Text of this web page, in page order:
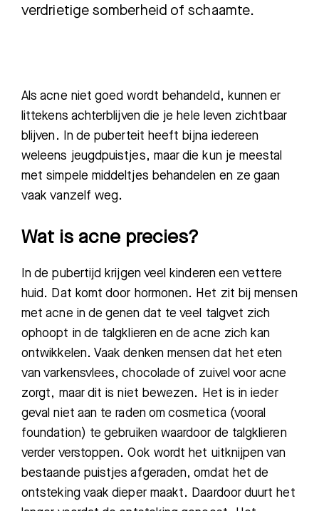
verdrietige somberheid of schaamte.
Als acne niet goed wordt behandeld, kunnen er
littekens achterblijven die je hele leven zichtbaar
blijven. In de puberteit heeft bijna iedereen
weleens jeugdpuistjes, maar die kun je meestal
met simpele middeltjes behandelen en ze gaan
vaak vanzelf weg.
Wat is acne precies?
In de pubertijd krijgen veel kinderen een vettere
huid. Dat komt door hormonen. Het zit bij mensen
met acne in de genen dat te veel talgvet zich
ophoopt in de talgklieren en de acne zich kan
ontwikkelen. Vaak denken mensen dat het eten
van varkensvlees, chocolade of zuivel voor acne
zorgt, maar dit is niet bewezen. Het is in ieder
geval niet aan te raden om cosmetica (vooral
foundation) te gebruiken waardoor de talgklieren
verder verstoppen. Ook wordt het uitknijpen van
bestaande puistjes afgeraden, omdat het de
ontsteking vaak dieper maakt. Daardoor duurt het